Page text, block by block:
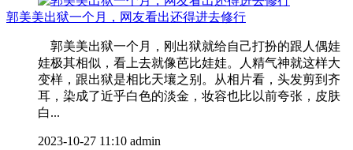
郭美美出狱一个月，网友看出还得进去修行
郭美美出狱一个月，刚出狱就给自己打扮的跟人偶娃
娃极其相似，看上去就像芭比娃娃。人精气神就这样大
变样，跟出狱是相比天壤之别。从相片看，头发剪到齐
耳，染成了近乎白色的淡金，妆容也比以前夸张，皮肤
白...
2023-10-27 11:10 admin